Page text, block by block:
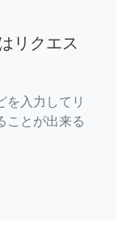
リクエス
を入力してリ
ことが出来る